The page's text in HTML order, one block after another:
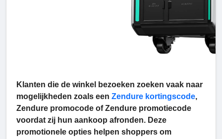
Klanten die de winkel bezoeken zoeken vaak naar
mogelijkheden zoals een Zendure kortingscode,
Zendure promocode of Zendure promotiecode
voordat zij hun aankoop afronden. Deze
promotionele opties helpen shoppers om